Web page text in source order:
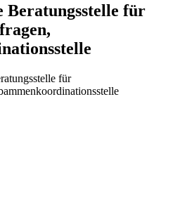
Beratungsstelle für
für